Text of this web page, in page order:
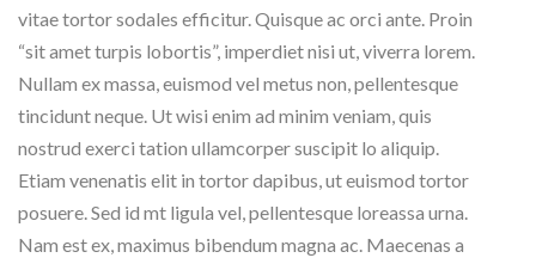
vitae tortor sodales efficitur. Quisque ac orci ante. Proin
“sit amet turpis lobortis”, imperdiet nisi ut, viverra lorem.
Nullam ex massa, euismod vel metus non, pellentesque
tincidunt neque. Ut wisi enim ad minim veniam, quis
nostrud exerci tation ullamcorper suscipit lo aliquip.
Etiam venenatis elit in tortor dapibus, ut euismod tortor
posuere. Sed id mt ligula vel, pellentesque loreassa urna.
Nam est ex, maximus bibendum magna ac. Maecenas a